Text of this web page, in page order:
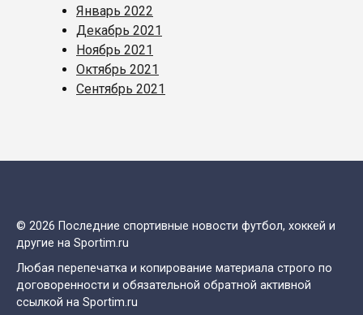
Январь 2022
Декабрь 2021
Ноябрь 2021
Октябрь 2021
Сентябрь 2021
© 2026 Последние спортивные новости футбол, хоккей и
другие на Sportim.ru
Любая перепечатка и копирование материала строго по
договоренности и обязательной обратной активной
ссылкой на Sportim.ru